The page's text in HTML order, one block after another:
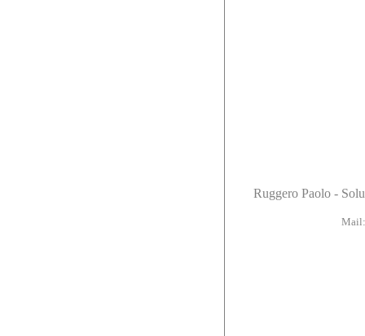
Ruggero Paolo -